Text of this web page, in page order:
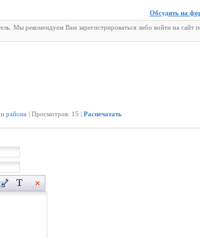
Обсудить на
Мы рекомендуем Вам зарегистрироваться либо войти на сайт
района | Просмотров: 15 | Распечатать